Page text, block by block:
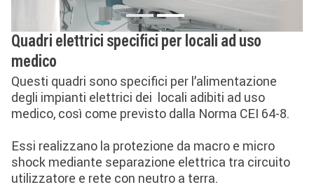
Quadri elettrici specifici per locali ad uso
medico
Questi quadri sono specifici per l’alimentazione
degli impianti elettrici dei locali adibiti ad uso
medico, così come previsto dalla Norma CEI 64-8.
Essi realizzano la protezione da macro e micro
shock mediante separazione elettrica tra circuito
utilizzatore e rete con neutro a terra.